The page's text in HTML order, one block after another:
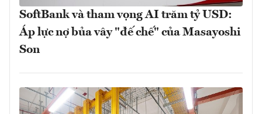
SoftBank và tham vọng AI trăm tỷ USD:
Áp lực nợ bủa vây "đế chế" của Masayoshi
Son